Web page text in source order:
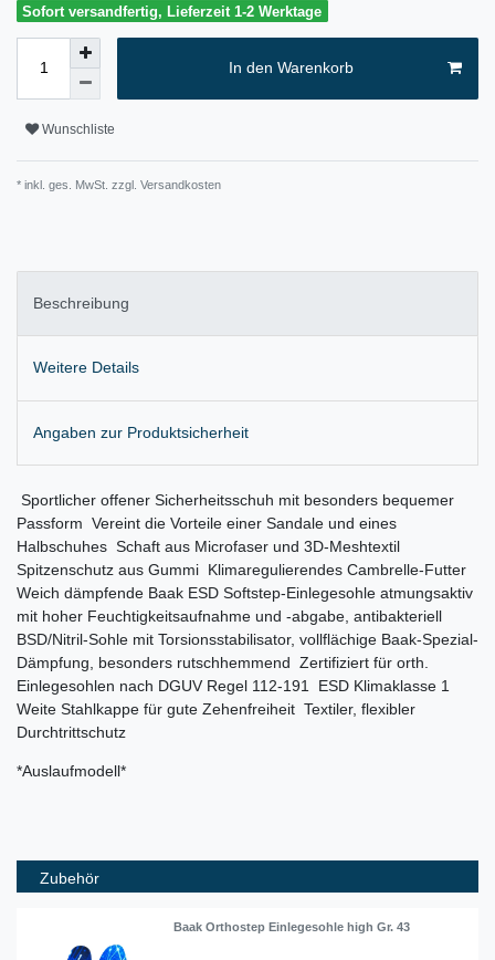
Sofort versandfertig, Lieferzeit 1-2 Werktage
In den Warenkorb
Wunschliste
* inkl. ges. MwSt. zzgl. Versandkosten
Beschreibung
Weitere Details
Angaben zur Produktsicherheit
 Sportlicher offener Sicherheitsschuh mit besonders bequemer
Passform  Vereint die Vorteile einer Sandale und eines
Halbschuhes  Schaft aus Microfaser und 3D-Meshtextil 
Spitzenschutz aus Gummi  Klimaregulierendes Cambrelle-Futter 
Weich dämpfende Baak ESD Softstep-Einlegesohle atmungsaktiv
mit hoher Feuchtigkeitsaufnahme und -abgabe, antibakteriell 
BSD/Nitril-Sohle mit Torsionsstabilisator, vollflächige Baak-Spezial-
Dämpfung, besonders rutschhemmend  Zertifiziert für orth.
Einlegesohlen nach DGUV Regel 112-191  ESD Klimaklasse 1 
Weite Stahlkappe für gute Zehenfreiheit  Textiler, flexibler
Durchtrittschutz
*Auslaufmodell*
Zubehör
Baak Orthostep Einlegesohle high Gr. 43